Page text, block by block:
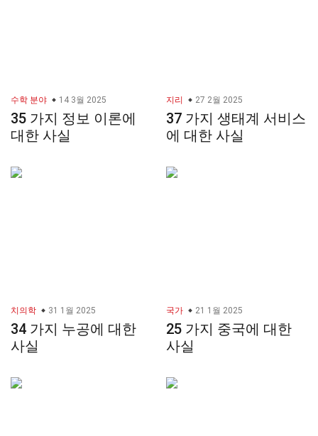
수학 분야 14 3월 2025
35 가지 정보 이론에
대한 사실
지리 27 2월 2025
37 가지 생태계 서비스
에 대한 사실
치의학 31 1월 2025
34 가지 누공에 대한
사실
국가 21 1월 2025
25 가지 중국에 대한
사실